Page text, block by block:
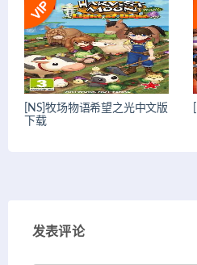
[NS]牧场物语希望之光中文版
下载
发表评论